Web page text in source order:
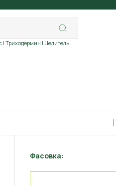
| Триходермин | Целитель
Фасовка: